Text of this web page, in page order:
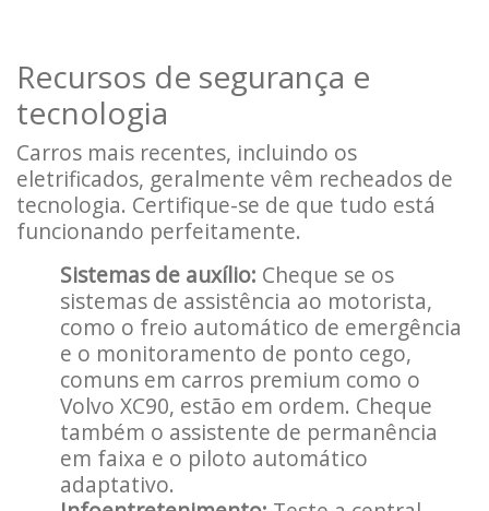
Recursos de segurança e
tecnologia
Carros mais recentes, incluindo os
eletrificados, geralmente vêm recheados de
tecnologia. Certifique-se de que tudo está
funcionando perfeitamente.
Sistemas de auxílio: Cheque se os
sistemas de assistência ao motorista,
como o freio automático de emergência
e o monitoramento de ponto cego,
comuns em carros premium como o
Volvo XC90, estão em ordem. Cheque
também o assistente de permanência
em faixa e o piloto automático
adaptativo.